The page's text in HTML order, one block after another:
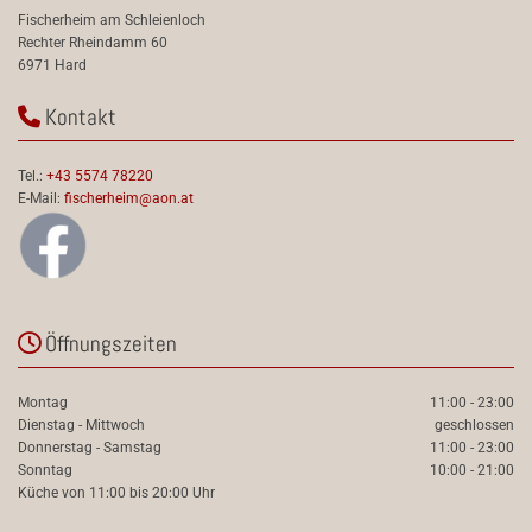
Fischerheim am Schleienloch
Rechter Rheindamm 60
6971 Hard
 Kontakt
Tel.: +43 5574 78220
E-Mail: fischerheim@aon.at
Öffnungszeiten
Montag
11:00 - 23:00
Dienstag - Mittwoch
geschlossen
Donnerstag - Samstag
11:00 - 23:00
Sonntag
10:00 - 21:00
Küche von 11:00 bis 20:00 Uhr